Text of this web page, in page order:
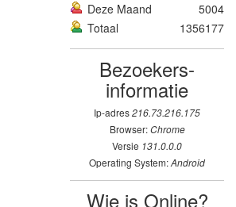
Deze Maand
5004
Totaal
1356177
Bezoekers­
informatie
Ip-adres216.73.216.175
Browser:Chrome
Versie 131.0.0.0
Operating System:Android
Wie is Online?